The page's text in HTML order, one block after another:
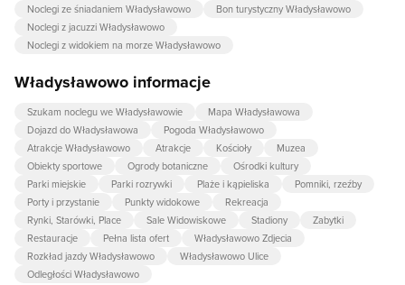
Noclegi ze śniadaniem Władysławowo
Bon turystyczny Władysławowo
Noclegi z jacuzzi Władysławowo
Noclegi z widokiem na morze Władysławowo
Władysławowo informacje
Szukam noclegu we Władysławowie
Mapa Władysławowa
Dojazd do Władysławowa
Pogoda Władysławowo
Atrakcje Władysławowo
Atrakcje Kościoły
Muzea
Obiekty sportowe
Ogrody botaniczne
Ośrodki kultury
Parki miejskie
Parki rozrywki Plaże i kąpieliska
Pomniki, rzeźby
Porty i przystanie
Punkty widokowe
Rekreacja
Rynki, Starówki, Place
Sale Widowiskowe Stadiony
Zabytki
Restauracje
Pełna lista ofert
Władysławowo Zdjecia
Rozkład jazdy Władysławowo
Władysławowo Ulice
Odległości Władysławowo